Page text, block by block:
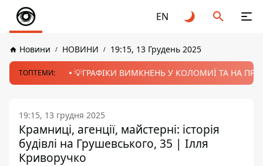
EN
Новини НОВИНИ 19:15, 13 Грудень 2025
ТОПТЕМИ: 💡ГРАФІКИ ВИМКНЕНЬ У КОЛОМИЇ ТА НА
19:15, 13 грудня 2025
Крамниці, агенції, майстерні: історія
будівлі на Грушевського, 35 | Ілля
Криворучко